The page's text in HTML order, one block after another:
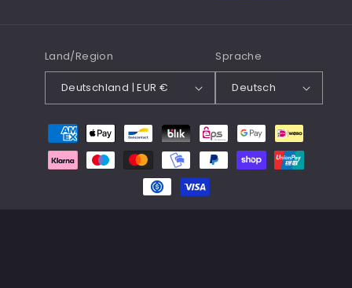
Land/Region
Deutschland | EUR €
Sprache
Deutsch
Zahlungsmethoden